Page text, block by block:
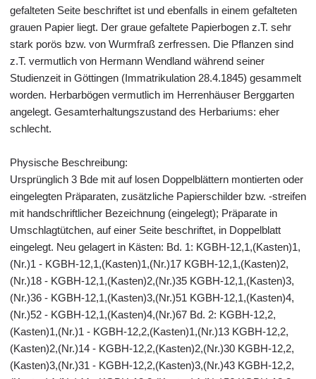
gefalteten Seite beschriftet ist und ebenfalls in einem gefalteten
grauen Papier liegt. Der graue gefaltete Papierbogen z.T. sehr
stark porös bzw. von Wurmfraß zerfressen. Die Pflanzen sind
z.T. vermutlich von Hermann Wendland während seiner
Studienzeit in Göttingen (Immatrikulation 28.4.1845) gesammelt
worden. Herbarbögen vermutlich im Herrenhäuser Berggarten
angelegt. Gesamterhaltungszustand des Herbariums: eher
schlecht.
Physische Beschreibung:
Ursprünglich 3 Bde mit auf losen Doppelblättern montierten oder
eingelegten Präparaten, zusätzliche Papierschilder bzw. -streifen
mit handschriftlicher Bezeichnung (eingelegt); Präparate in
Umschlagtütchen, auf einer Seite beschriftet, in Doppelblatt
eingelegt. Neu gelagert in Kästen: Bd. 1: KGBH-12,1,(Kasten)1,
(Nr.)1 - KGBH-12,1,(Kasten)1,(Nr.)17 KGBH-12,1,(Kasten)2,
(Nr.)18 - KGBH-12,1,(Kasten)2,(Nr.)35 KGBH-12,1,(Kasten)3,
(Nr.)36 - KGBH-12,1,(Kasten)3,(Nr.)51 KGBH-12,1,(Kasten)4,
(Nr.)52 - KGBH-12,1,(Kasten)4,(Nr.)67 Bd. 2: KGBH-12,2,
(Kasten)1,(Nr.)1 - KGBH-12,2,(Kasten)1,(Nr.)13 KGBH-12,2,
(Kasten)2,(Nr.)14 - KGBH-12,2,(Kasten)2,(Nr.)30 KGBH-12,2,
(Kasten)3,(Nr.)31 - KGBH-12,2,(Kasten)3,(Nr.)43 KGBH-12,2,